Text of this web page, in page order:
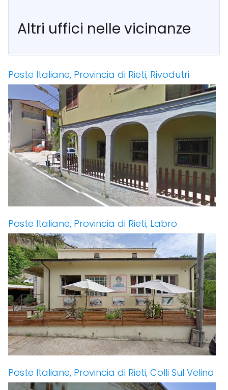
Altri uffici nelle vicinanze
Poste Italiane, Provincia di Rieti, Rivodutri
Poste Italiane, Provincia di Rieti, Labro
Poste Italiane, Provincia di Rieti, Colli Sul Velino